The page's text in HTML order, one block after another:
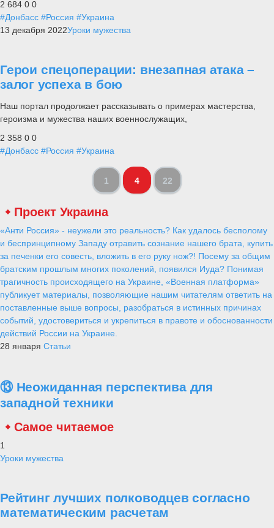
2 684 0 0
#Донбасс #Россия #Украина
13 декабря 2022Уроки мужества
Герои спецоперации: внезапная атака –
залог успеха в бою
Наш портал продолжает рассказывать о примерах мастерства,
героизма и мужества наших военнослужащих,
2 358 0 0
#Донбасс #Россия #Украина
1 4 22
Проект Украина
«Анти Россия» - неужели это реальность? Как удалось бесполому
и беспринципному Западу отравить сознание нашего брата, купить
за печенки его совесть, вложить в его руку нож?! Посему за общим
братским прошлым многих поколений, появился Иуда? Понимая
трагичность происходящего на Украине, «Военная платформа»
публикует материалы, позволяющие нашим читателям ответить на
поставленные выше вопросы, разобраться в истинных причинах
событий, удостовериться и укрепиться в правоте и обоснованности
действий России на Украине.
28 января Статьи
⑬ Неожиданная перспектива для
западной техники
Самое читаемое
1
Уроки мужества
Рейтинг лучших полководцев согласно
математическим расчетам